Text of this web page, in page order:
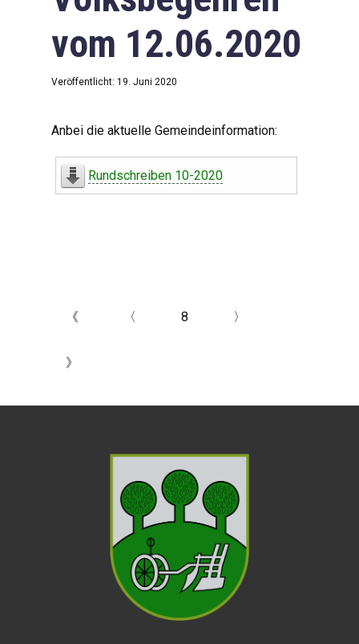
vom 12.06.2020
Veröffentlicht: 19. Juni 2020
Anbei die aktuelle Gemeindeinformation:
Rundschreiben 10-2020
《 〈 8 〉
》